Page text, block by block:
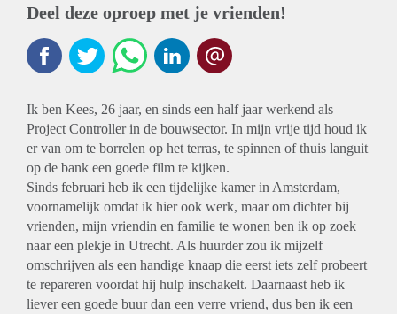
Deel deze oproep met je vrienden!
Ik ben Kees, 26 jaar, en sinds een half jaar werkend als
Project Controller in de bouwsector. In mijn vrije tijd houd ik
er van om te borrelen op het terras, te spinnen of thuis languit
op de bank een goede film te kijken.
Sinds februari heb ik een tijdelijke kamer in Amsterdam,
voornamelijk omdat ik hier ook werk, maar om dichter bij
vrienden, mijn vriendin en familie te wonen ben ik op zoek
naar een plekje in Utrecht. Als huurder zou ik mijzelf
omschrijven als een handige knaap die eerst iets zelf probeert
te repareren voordat hij hulp inschakelt. Daarnaast heb ik
liever een goede buur dan een verre vriend, dus ben ik een